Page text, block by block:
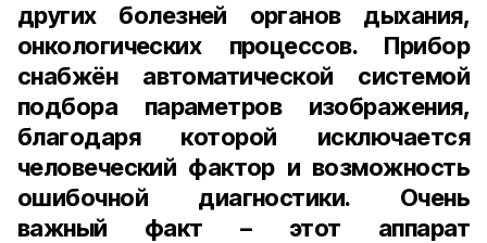
других болезней органов дыхания,
онкологических процессов. Прибор
снабжён автоматической системой
подбора параметров изображения,
благодаря которой исключается
человеческий фактор и возможность
ошибочной диагностики. Очень
важный факт – этот аппарат